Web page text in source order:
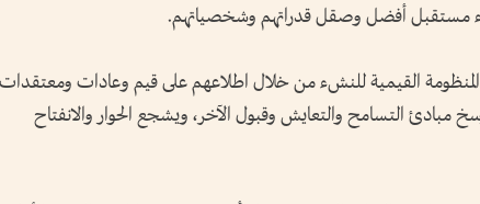
مستقبل أفضل وصقل قدراتهم وشخصياتهم.
القيمية للنشء من خلال اطلاعهم على قيم وعادات ومعتقدات
مبادئ التسامح والتعايش وقبول الآخر، ويشجع الحوار والانفتاح